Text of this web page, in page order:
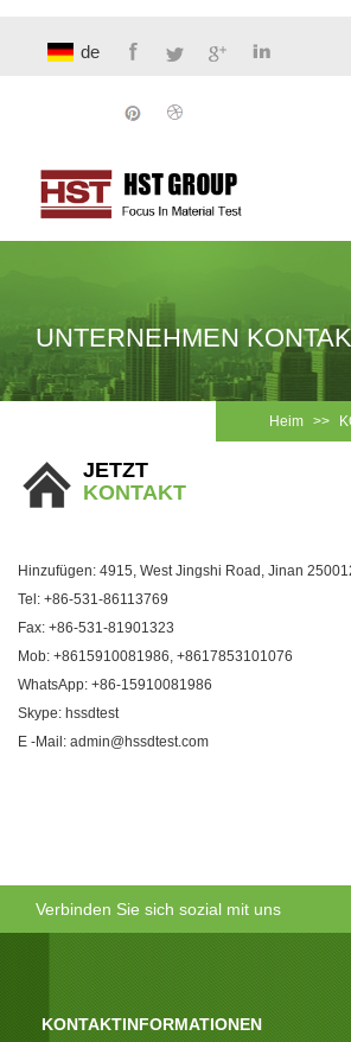
de
UNTERNEHMEN
Heim >>
JETZT
KONTAKT
Hinzufügen: 4915, West Jingshi Road, Jinan
Tel: +86-531-86113769
Fax: +86-531-81901323
Mob: +8615910081986, +8617853101076
WhatsApp: +86-15910081986
Skype: hssdtest
E -Mail: admin@hssdtest.com
Verbinden Sie sich sozial mit uns
KONTAKTINFORMATIONEN